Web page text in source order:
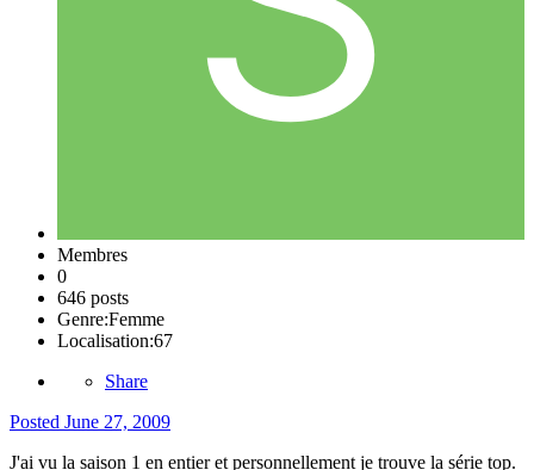
Membres
0
646 posts
Genre:Femme
Localisation:67
Share
Posted June 27, 2009
J'ai vu la saison 1 en entier et personnellement je trouve la série top.